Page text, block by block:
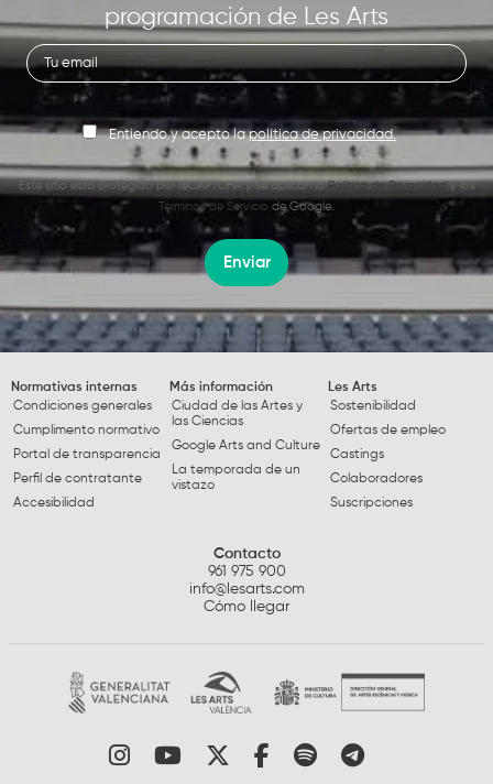
programación de Les Arts
Entiendo y acepto lapolítica de privacidad.
Este sitio está protegido por reCAPTCHA y se aplican laPolítica de Privacidady los
Términos de Servicio de Google.
Enviar
Normativas internas
Condiciones generales
Cumplimento normativo
Portal de transparencia
Perfil de contratante
Accesibilidad
Más información
Ciudad de las Artes y
las Ciencias
Google Arts and Culture
La temporada de un
vistazo
Les Arts
Sostenibilidad
Ofertas de empleo
Castings
Colaboradores
Suscripciones
Contacto
961 975 900
info@lesarts.com
Cómo llegar
Link a instagram
Link a youtube
Link a twitter
Link a facebook
Link a spotify
Link a